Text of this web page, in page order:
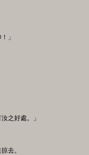
」
之好處。」
去。